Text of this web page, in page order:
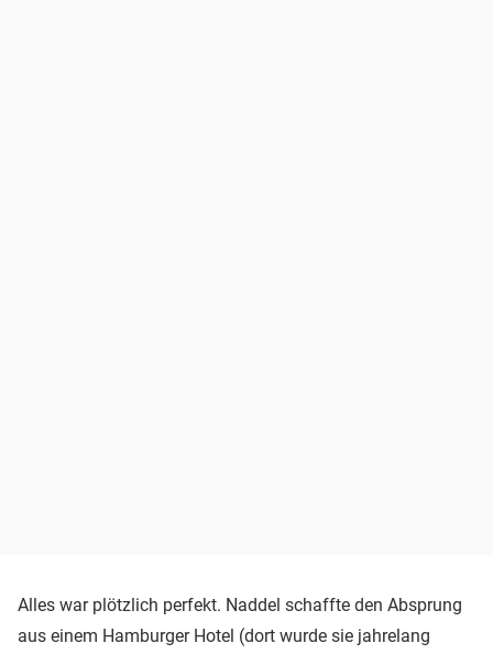
Alles war plötzlich perfekt. Naddel schaffte den Absprung
aus einem Hamburger Hotel (dort wurde sie jahrelang